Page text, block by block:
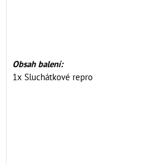
Obsah balení:
1x Sluchátkové repro